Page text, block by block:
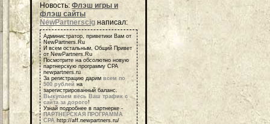
Новость:Флэш игры и
флэш сайты
NewPartnerscig написал:
Администратор, приветики Вам от
NewPartners.Ru
И всем остальным, Общий Привет
от NewPartners.Ru
Посмотрите на обсолютно новую
партнерскую программу СРА
newpartners.ru
За регистрацию дарим всем по
500 рублей на
зарегистрированный баланс.
Выкупаем весь Ваш трафик с
сайта за дорого!
Узнай подробнее в партнерке -
ПАРТНЕРСКАЯ ПРОГРАММА
СРА http://aff.newpartners.ru/